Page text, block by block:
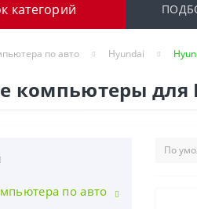
категорий
по авто Hyundai
компьютеры для
по авто